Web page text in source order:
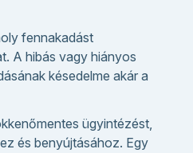
fennakadást
A hibás vagy hiányos
késedelme akár a
ügyintézést,
és benyújtásához. Egy